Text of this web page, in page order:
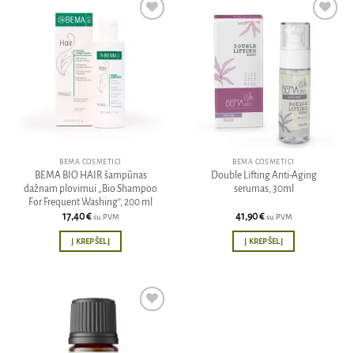
BEMA COSMETICI
BEMA BIO HAIR šampūnas
dažnam plovimui „Bio Shampoo
For Frequent Washing”, 200 ml
17,40€ su PVM
Į KREPŠELĮ
BEMA COSMETICI
Double Lifting Anti-Aging
serumas, 30ml
41,90€ su PVM
Į KREPŠELĮ